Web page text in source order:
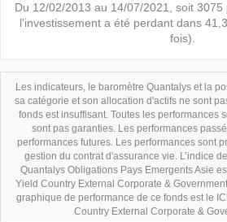
Du 12/02/2013 au 14/07/2021 , soit 3075
l'investissement a été perdant dans
fois).
Les indicateurs, le baromètre Quantalys et la
sa catégorie et son allocation d'actifs ne sont
fonds est insuffisant. Toutes les performances
sont pas garanties. Les performances
performances futures. Les performances sont
gestion du contrat d'assurance vie. L’indice
Quantalys Obligations Pays Emergents Asie
Yield Country External Corporate &
graphique de performance de ce fonds est le
Country External Corporate &